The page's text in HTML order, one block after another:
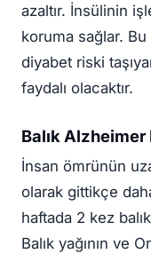
azaltır. İnsülinin
koruma sağlar. Bu
diyabet riski
faydalı olacaktır.
Balık
İnsan ömrünün
olarak gittikçe
haftada 2 kez
Balık yağının ve